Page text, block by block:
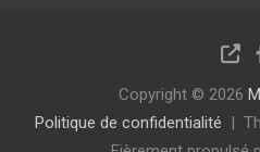
Copyright © 2026
Politique de confidentialité